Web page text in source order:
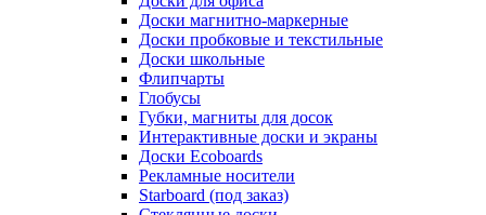
Доски магнитно-маркерные
Доски пробковые и текстильные
Доски школьные
Флипчарты
Глобусы
Губки, магниты для досок
Интерактивные доски и экраны
Доски Ecoboards
Рекламные носители
Starboard (под заказ)